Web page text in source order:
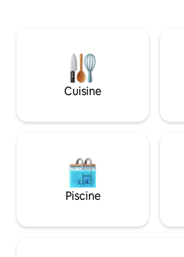
en plein air, notre gîte offre un
environnement idéal pour vous
reconnecter à la nature.
Cuisine
Piscine